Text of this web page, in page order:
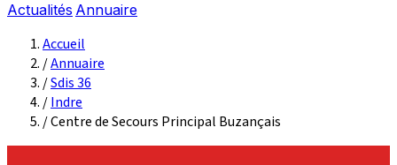
Actualités Annuaire
Accueil
/Annuaire
/Sdis 36
/Indre
/Centre de Secours Principal Buzançais